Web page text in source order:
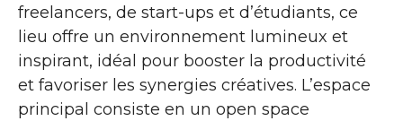
freelancers, de start-ups et d’étudiants, ce
lieu offre un environnement lumineux et
inspirant, idéal pour booster la productivité
et favoriser les synergies créatives. L’espace
principal consiste en un open space